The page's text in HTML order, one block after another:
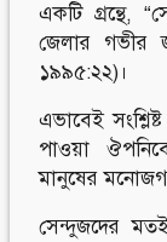
একটি গ্রন্থে,
জেলার গভীর
১৯৯৫:২২)।
এভাবেই
পাওয়া
মানুষের
সেন্দুজদের